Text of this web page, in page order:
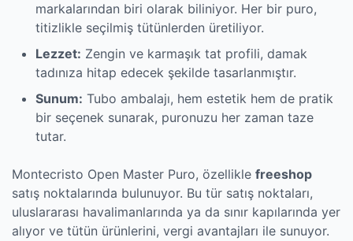
markalarından biri olarak biliniyor. Her bir puro,
titizlikle seçilmiş tütünlerden üretiliyor.
Lezzet: Zengin ve karmaşık tat profili, damak
tadınıza hitap edecek şekilde tasarlanmıştır.
Sunum: Tubo ambalajı, hem estetik hem de pratik
bir seçenek sunarak, puronuzu her zaman taze
tutar.
Montecristo Open Master Puro, özellikle freeshop
satış noktalarında bulunuyor. Bu tür satış noktaları,
uluslararası havalimanlarında ya da sınır kapılarında yer
alıyor ve tütün ürünlerini, vergi avantajları ile sunuyor.